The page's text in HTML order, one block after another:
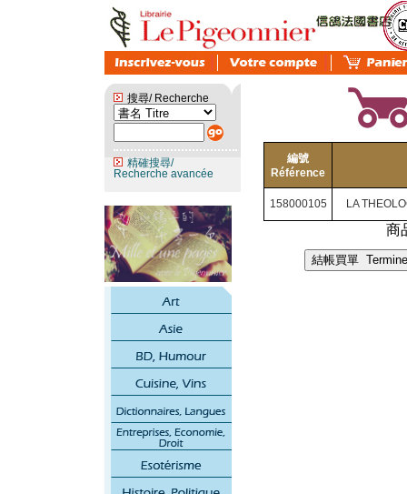
搜尋/ Recherche
精確搜尋/
Recherche avancée
編號
Référence
158000105 LA
商